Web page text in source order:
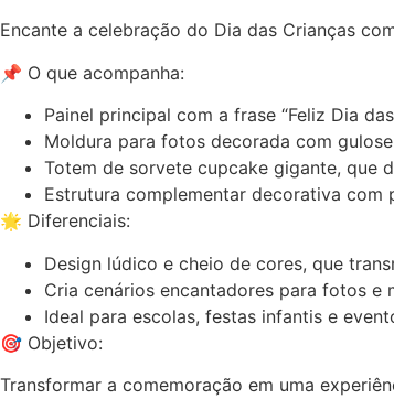
Encante a celebração do Dia das Crianças
📌 O que acompanha:
Painel principal com a frase “Feliz Dia
Moldura para fotos decorada com
Totem de sorvete cupcake gigante, que
Estrutura complementar decorativa com
🌟 Diferenciais:
Design lúdico e cheio de cores, que
Cria cenários encantadores para fotos e
Ideal para escolas, festas infantis e
🎯 Objetivo:
Transformar a comemoração em uma